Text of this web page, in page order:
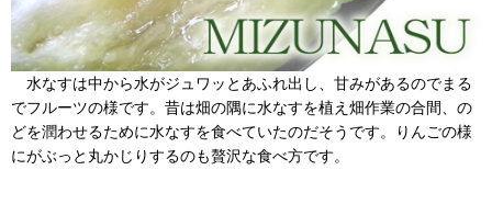
水なすは中から水がジュワッとあふれ出し、甘みがあるのでまる
でフルーツの様です。昔は畑の隅に水なすを植え畑作業の合間、の
どを潤わせるために水なすを食べていたのだそうです。りんごの様
にがぶっと丸かじりするのも贅沢な食べ方です。